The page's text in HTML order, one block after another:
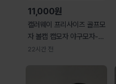
11,000원
캘러웨이 프리사이즈 골프모
자 볼캡 캡모자 야구모자-82
7
22시간 전